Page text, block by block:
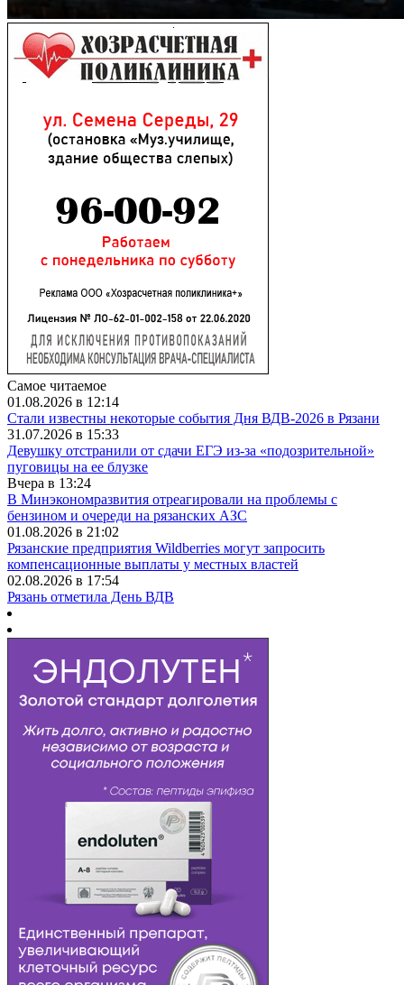
Самое читаемое
01.08.2026 в 12:14
Стали известны некоторые события Дня ВДВ-2026 в Рязани
31.07.2026 в 15:33
Девушку отстранили от сдачи ЕГЭ из-за «подозрительной»
пуговицы на ее блузке
Вчера в 13:24
В Минэкономразвития отреагировали на проблемы с
бензином и очереди на рязанских АЗС
01.08.2026 в 21:02
Рязанские предприятия Wildberries могут запросить
компенсационные выплаты у местных властей
02.08.2026 в 17:54
Рязань отметила День ВДВ